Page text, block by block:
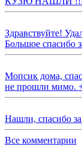
Здравствуйте!
Большое спасибо
Мопсик дома,
не прошли мимо.
Нашли, спасибо
Все комментарии